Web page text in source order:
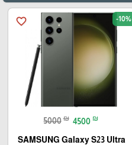
favorite_border -10%
5000 ₪ 4500 ₪
SAMSUNG Galaxy S23 Ultra